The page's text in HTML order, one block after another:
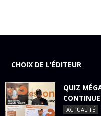
CHOIX DE L'ÉDITEUR
QUIZ
ACTUALITÉ